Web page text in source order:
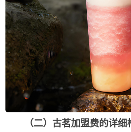
（二）古茗加盟费的详